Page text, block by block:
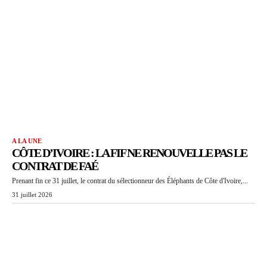
A LA UNE
CÔTE D’IVOIRE : LA FIF NE RENOUVELLE PAS LE
CONTRAT DE FAÉ
Prenant fin ce 31 juillet, le contrat du sélectionneur des Éléphants de Côte d'Ivoire,...
31 juillet 2026